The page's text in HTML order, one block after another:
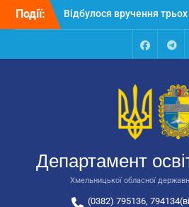
Перейти
Події:
Відбулося вручення трьох
автобусів для потреб
Відбулося засідання
освіти та науки обласної
державної адміністрації
Відбулась обласна
національно-патріотичне
виховання
Facebook
Департамент
Хмельницької обласної
(0382) 795136,